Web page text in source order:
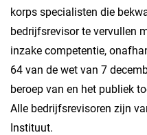
korps specialisten die
bedrijfsrevisor te vervullen
inzake competentie,
64 van de wet van 7
beroep van en het publiek
Alle bedrijfsrevisoren zijn
Instituut.